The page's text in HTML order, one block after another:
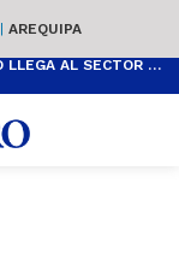
| AREQUIPA
PERÚ PRODUCE MÁS CONOCIMIENTO PERO NO LLEGA AL SECTOR PRODUCTIVO